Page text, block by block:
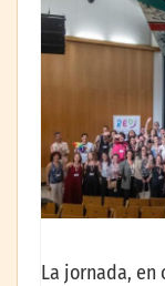
La jornada, en